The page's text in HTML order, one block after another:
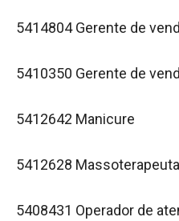
5414804 Gerente de
5410350 Gerente de
5412642 Manicure
5412628 Massoterapeuta
5408431 Operador de